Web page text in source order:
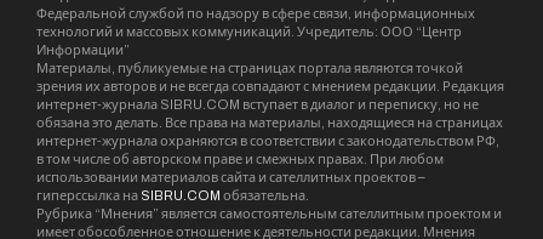
KEEP READING